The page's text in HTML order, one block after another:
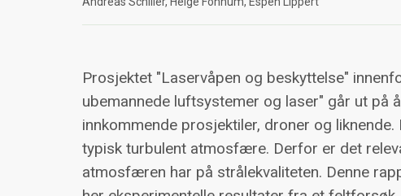
Prosjektet "Laservåpen og beskyttelse"
ubemannede luftsystemer og laser" går ut på
innkommende prosjektiler, droner og
typisk turbulent atmosfære. Derfor er det
atmosfæren har på strålekvaliteten. Denne